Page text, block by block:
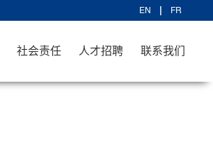
EN FR
社会责任 人才招聘 联系我们